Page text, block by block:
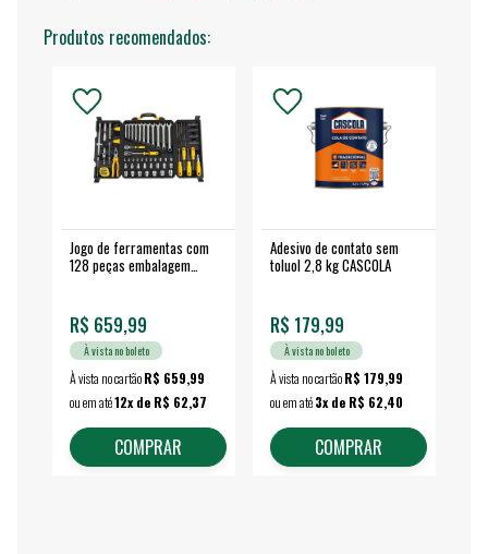
Produtos recomendados:
Jogo de ferramentas com
128 peças embalagem
R$ 659,99
À vista no boleto
À vista no cartãoR$ 659,99
ou em até12x de R$ 62,37
COMPRAR
Adesivo de contato sem
toluol 2,8 kg CASCOLA
R$ 179,99
À vista no boleto
À vista no cartãoR$ 179,99
ou em até3x de R$ 62,40
COMPRAR